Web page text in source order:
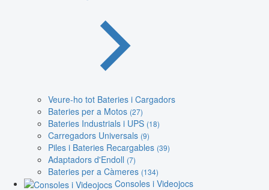
Veure-ho tot Bateries i Cargadors
Bateries per a Motos (27)
Bateries Industrials i UPS (18)
Carregadors Universals (9)
Piles i Bateries Recargables (39)
Adaptadors d'Endoll (7)
Bateries per a Càmeres (134)
Consoles i Videojocs